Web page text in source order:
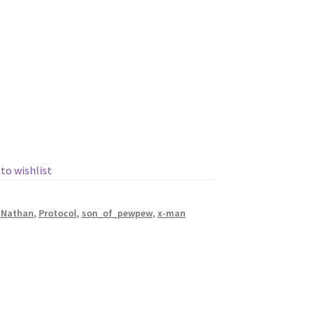
to wishlist
Nathan, Protocol, son_of_pewpew, x-man